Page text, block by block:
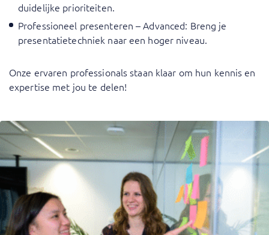
duidelijke prioriteiten.
Professioneel presenteren – Advanced: Breng je
presentatietechniek naar een hoger niveau.
Onze ervaren professionals staan klaar om hun kennis en
expertise met jou te delen!